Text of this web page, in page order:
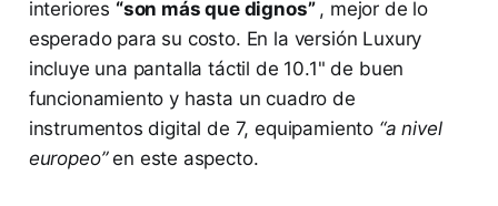
interiores “son más que dignos” , mejor de lo
esperado para su costo​. En la versión Luxury
incluye una pantalla táctil de 10.1" de buen
funcionamiento y hasta un cuadro de
instrumentos digital de 7, equipamiento “a nivel
europeo”en este aspecto.